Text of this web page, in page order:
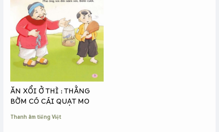
ĂN XỔI Ở THÌ : THẰNG
BỜM CÓ CÁI QUẠT MO
Thanh âm tiếng Việt